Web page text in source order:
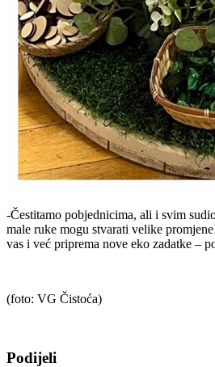
-Čestitamo pobjednicima, ali i svim
male ruke mogu stvarati velike
vas i već priprema nove eko zadatke –
(foto: VG Čistoća)
Podijeli